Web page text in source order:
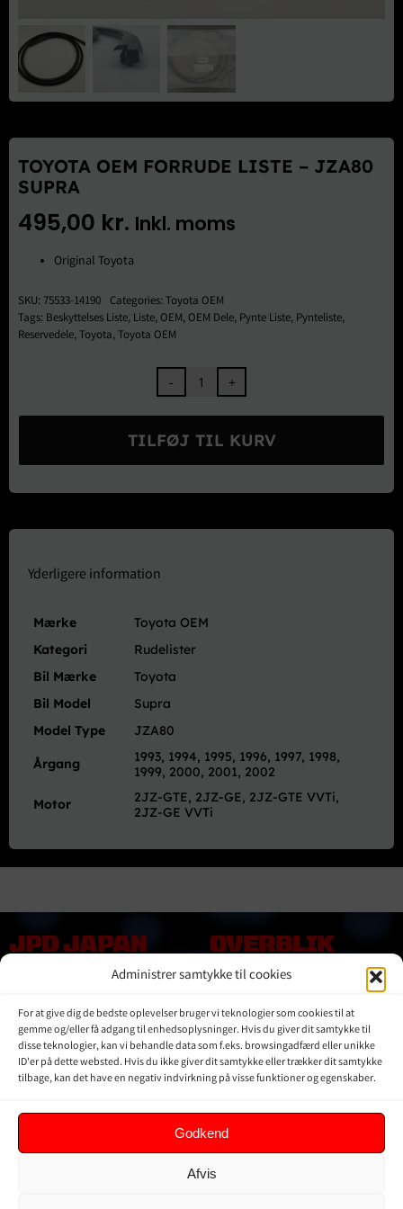
Administrer samtykke til cookies
For at give dig de bedste oplevelser bruger vi teknologier som cookies til at
gemme og/eller få adgang til enhedsoplysninger. Hvis du giver dit samtykke til
disse teknologier, kan vi behandle data som f.eks. browsingadfærd eller unikke
ID'er på dette websted. Hvis du ikke giver dit samtykke eller trækker dit samtykke
tilbage, kan det have en negativ indvirkning på visse funktioner og egenskaber.
Godkend
Afvis
Kontakt Os
TOYOTA OEM FORRUDE LISTE – JZA80
SUPRA
495,00 kr. Inkl. moms
Original Toyota
SKU: 75533-14190 Categories: Toyota OEM
Tags: Beskyttelses Liste, Liste,OEM,OEM Dele, Pynte Liste, Pynteliste,
Reservedele,Toyota,Toyota OEM
Toyota
Forrude
Liste
-
JZA80
antal
TILFØJ TIL KURV
Yderligere information
Mærke
Toyota OEM
Kategori
Rudelister
Bil Mærke
Toyota
Bil Model
Supra
Model Type
JZA80
Årgang
1993, 1994, 1995, 1996, 1997, 1998,
1999, 2000, 2001, 2002
Motor
2JZ-GTE, 2JZ-GE, 2JZ-GTE VVTi,
2JZ-GE VVTi
JPD JAPAN
DENMARK
Kontakt Os
Om JPD Japan Denmark
Handelsbetingelser
Privat Politik
OVERBLIK
Online shop
Vores Mærker